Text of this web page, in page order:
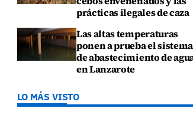
prácticas ilegales de caza
Las altas temperaturas
ponen a prueba el sistema
de abastecimiento de
en Lanzarote
LO MÁS VISTO